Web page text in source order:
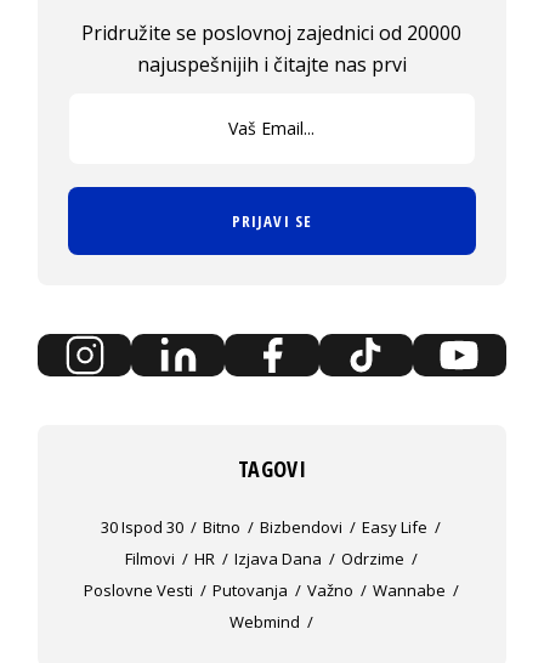
Pridružite se poslovnoj zajednici od 20000
najuspešnijih i čitajte nas prvi
PRIJAVI SE
TAGOVI
30 Ispod 30 Bitno Bizbendovi
Easy Life
Filmovi
HR Izjava Dana
Odrzime
Poslovne Vesti
Putovanja Važno
Wannabe
Webmind